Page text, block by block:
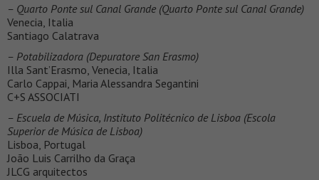
– Quarto Ponte sul Canal Grande (Quarto Ponte sul Canal Grande)
Venecia, Italia
Santiago Calatrava
– Potabilizadora (Depuratore San Erasmo)
Illa Sant’Erasmo, Venecia, Italia
Carlo Cappai, Maria Alessandra Segantini
C+S ASSOCIATI
– Escuela de Música, Instituto Politécnico de Lisboa (Escola
Superior de Música de Lisboa)
Lisboa, Portugal
João Luis Carrilho da Graça
JLCG arquitectos